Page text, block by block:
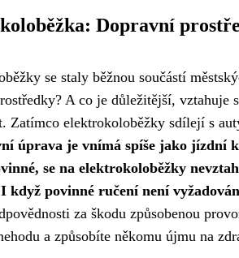
Dopravní
se staly běžnou součástí
A co je důležitější, vztahuje
Zatímco elektrokoloběžky sdílejí s
úprava je vnímá spíše jako jízdní
se na elektrokoloběžky
I když povinné ručení není
za škodu způsobenou
a způsobíte někomu újmu na